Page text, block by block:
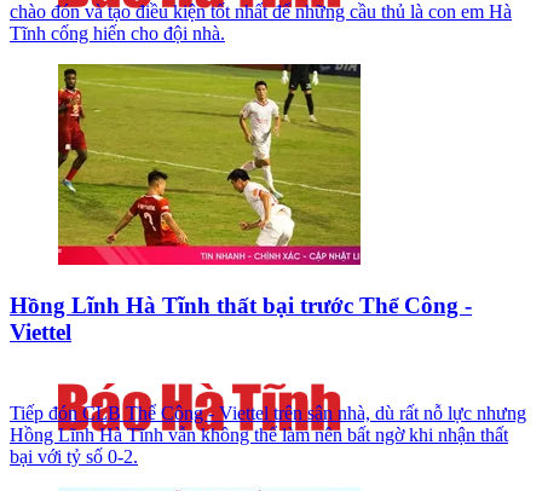
chào đón và tạo điều kiện tốt nhất để những cầu thủ là con em Hà
Tĩnh cống hiến cho đội nhà.
Hồng Lĩnh Hà Tĩnh thất bại trước Thể Công -
Viettel
Tiếp đón CLB Thể Công - Viettel trên sân nhà, dù rất nỗ lực nhưng
Hồng Lĩnh Hà Tĩnh vẫn không thể làm nên bất ngờ khi nhận thất
bại với tỷ số 0-2.